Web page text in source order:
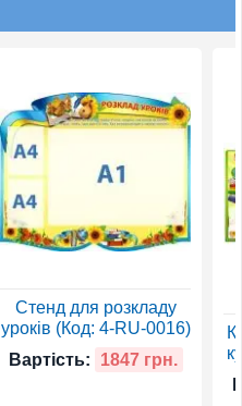
Стенд для розкладу
уроків (Код: 4-RU-0016)
Вартість:
1847 грн.